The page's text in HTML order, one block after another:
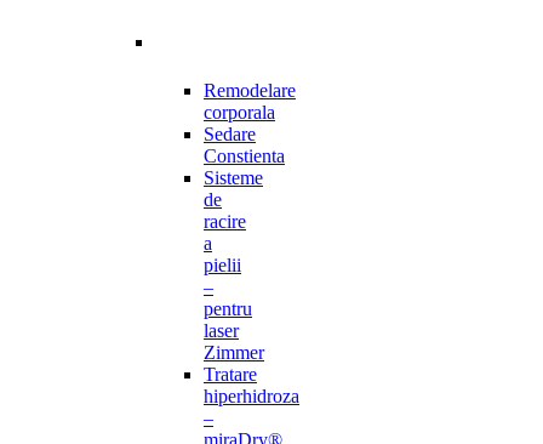
Remodelare
corporala
Sedare
Constienta
Sisteme
de
racire
a
pielii
–
pentru
laser
Zimmer
Tratare
hiperhidroza
–